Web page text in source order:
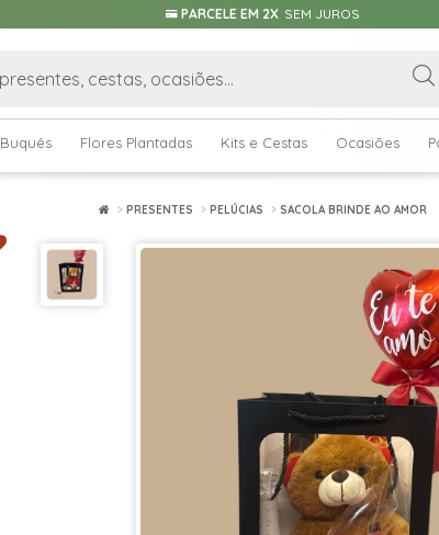
PARCELE EM 2X SEM JUROS
Buquês Flores Plantadas Kits e Cestas Ocasiões
PRESENTES PELÚCIAS SACOLA BRINDE AO AMOR